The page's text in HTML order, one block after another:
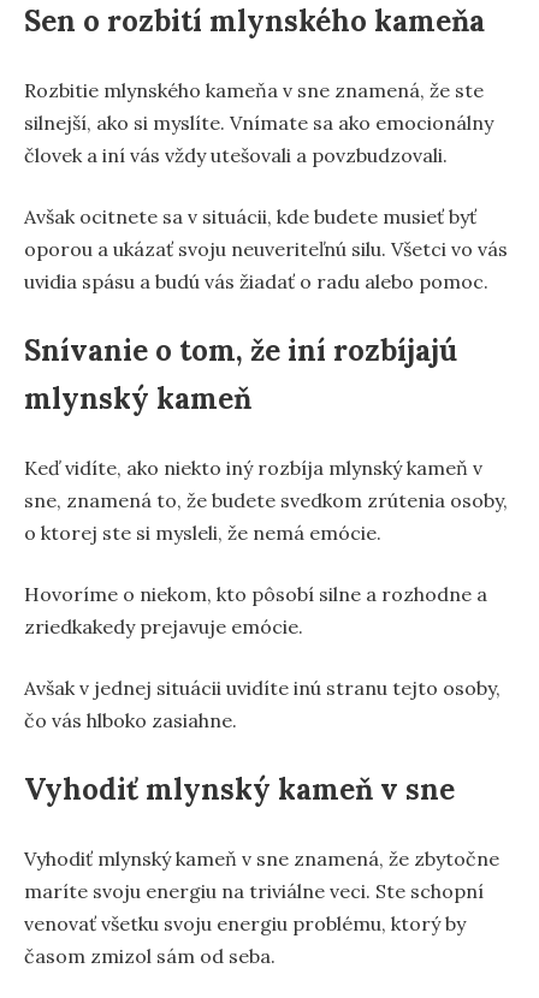
Sen o rozbití mlynského kameňa
Rozbitie mlynského kameňa v sne znamená, že ste
silnejší, ako si myslíte. Vnímate sa ako emocionálny
človek a iní vás vždy utešovali a povzbudzovali.
Avšak ocitnete sa v situácii, kde budete musieť byť
oporou a ukázať svoju neuveriteľnú silu. Všetci vo vás
uvidia spásu a budú vás žiadať o radu alebo pomoc.
Snívanie o tom, že iní rozbíjajú
mlynský kameň
Keď vidíte, ako niekto iný rozbíja mlynský kameň v
sne, znamená to, že budete svedkom zrútenia osoby,
o ktorej ste si mysleli, že nemá emócie.
Hovoríme o niekom, kto pôsobí silne a rozhodne a
zriedkakedy prejavuje emócie.
Avšak v jednej situácii uvidíte inú stranu tejto osoby,
čo vás hlboko zasiahne.
Vyhodiť mlynský kameň v sne
Vyhodiť mlynský kameň v sne znamená, že zbytočne
maríte svoju energiu na triviálne veci. Ste schopní
venovať všetku svoju energiu problému, ktorý by
časom zmizol sám od seba.